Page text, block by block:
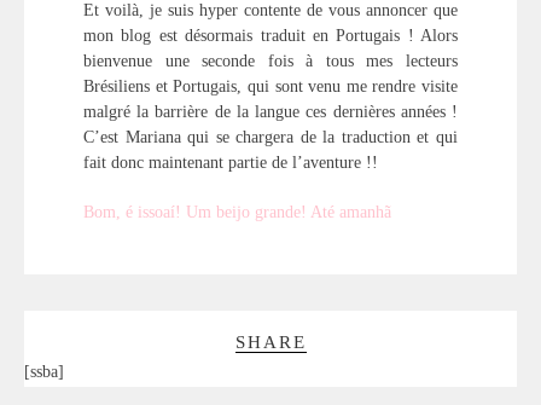
Et voilà, je suis hyper contente de vous annoncer que
mon blog est désormais traduit en Portugais ! Alors
bienvenue une seconde fois à tous mes lecteurs
Brésiliens et Portugais, qui sont venu me rendre visite
malgré la barrière de la langue ces dernières années !
C’est Mariana qui se chargera de la traduction et qui
fait donc maintenant partie de l’aventure !!
Bom, é issoaí! Um beijo grande! Até amanhã
SHARE
[ssba]